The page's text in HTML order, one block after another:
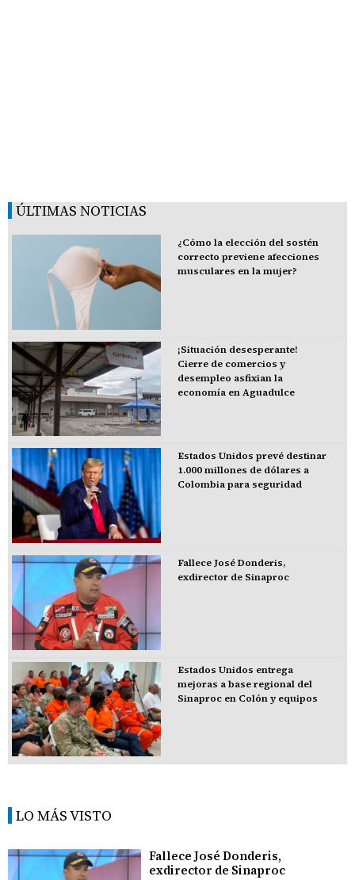
ÚLTIMAS NOTICIAS
¿Cómo la elección del sostén
correcto previene afecciones
musculares en la mujer?
¡Situación desesperante!
Cierre de comercios y
desempleo asfixian la
economía en Aguadulce
Estados Unidos prevé destinar
1.000 millones de dólares a
Colombia para seguridad
Fallece José Donderis,
exdirector de Sinaproc
Estados Unidos entrega
mejoras a base regional del
Sinaproc en Colón y equipos
LO MÁS VISTO
Fallece José Donderis,
exdirector de Sinaproc